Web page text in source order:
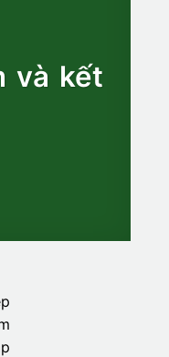
và kết